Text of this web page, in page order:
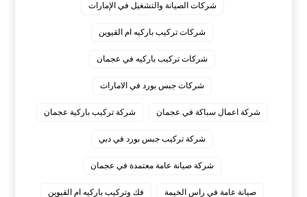
شركات الصيانة والتشغيل في الإمارات
شركات تركيب باركيه ام القيوين
شركات تركيب باركيه في عجمان
شركات جبس بورد في الامارات
شركة اعمال سباكة في عجمان شركة تركيب باركية عجمان
شركة تركيب جبس بورد في دبي
شركة صيانة عامة معتمدة في عجمان
صيانة عامة في راس الخيمة فك وتركيب باركيه ام القيوين